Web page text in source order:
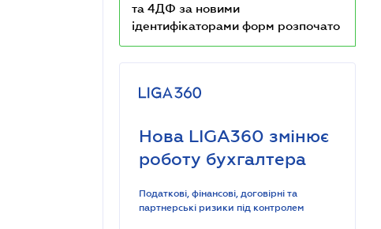
та 4ДФ за новими
ідентифікаторами форм розпочато
Нова LIGA360 змінює
роботу бухгалтера
Податкові, фінансові, договірні та
партнерські ризики під контролем